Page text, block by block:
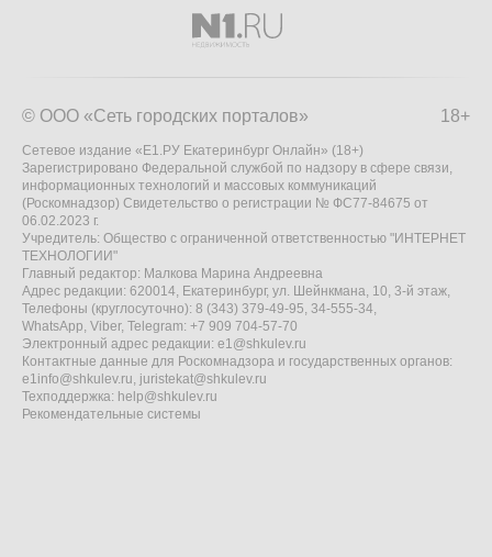
18+
© ООО «Сеть городских порталов»
Сетевое издание «Е1.РУ Екатеринбург Онлайн» (18+)
Зарегистрировано Федеральной службой по надзору в сфере связи,
информационных технологий и массовых коммуникаций
(Роскомнадзор) Свидетельство о регистрации № ФС77-84675 от
06.02.2023 г.
Учредитель: Общество с ограниченной ответственностью "ИНТЕРНЕТ
ТЕХНОЛОГИИ"
Главный редактор: Малкова Марина Андреевна
Адрес редакции: 620014, Екатеринбург, ул. Шейнкмана, 10, 3-й этаж,
Телефоны (круглосуточно): 8 (343) 379-49-95, 34-555-34,
WhatsApp, Viber, Telegram: +7 909 704-57-70
Электронный адрес редакции: e1@shkulev.ru
Контактные данные для Роскомнадзора и государственных органов:
e1info@shkulev.ru, juristekat@shkulev.ru
Техподдержка: help@shkulev.ru
Рекомендательные системы